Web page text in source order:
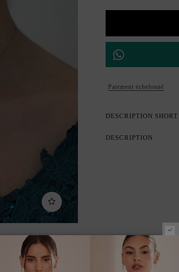
Paiement échelonné
DESCRIPTION SHORT
DESCRIPTION